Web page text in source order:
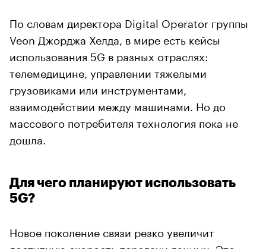
По словам директора Digital Operator группы
Veon Джорджа Хелда, в мире есть кейсы
использования 5G в разных отраслях:
телемедицине, управлении тяжелыми
грузовиками или инструментами,
взаимодействии между машинами. Но до
массового потребителя технология пока не
дошла.
Для чего планируют использовать
5G?
Новое поколение связи резко увеличит